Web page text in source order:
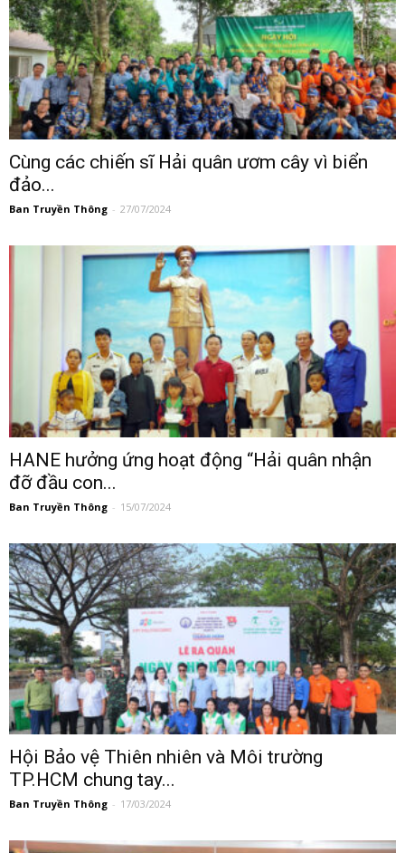
Cùng các chiến sĩ Hải quân ươm cây vì biển
đảo...
Ban Truyền Thông - 27/07/2024
HANE hưởng ứng hoạt động “Hải quân nhận
đỡ đầu con...
Ban Truyền Thông - 15/07/2024
Hội Bảo vệ Thiên nhiên và Môi trường
TP.HCM chung tay...
Ban Truyền Thông - 17/03/2024